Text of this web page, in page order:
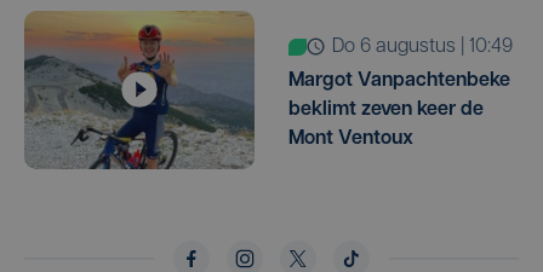
do 6 augustus | 10:49
Margot Vanpachtenbeke
beklimt zeven keer de
Mont Ventoux